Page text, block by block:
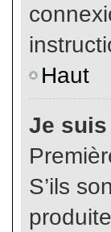
Haut
Je
S’ils